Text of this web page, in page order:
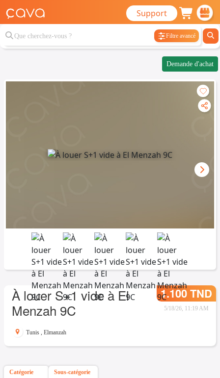
Support
Filtre avancé
Demande d'achat
À louer S+1 vide à El
Menzah 9C
1.100 TND
5/18/26, 11:19 AM
Tunis , Elmanzah
Catégorie Sous-catégorie